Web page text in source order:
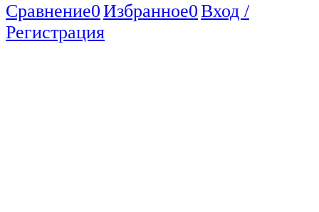
Сравнение0Избранное0Вход /
Регистрация